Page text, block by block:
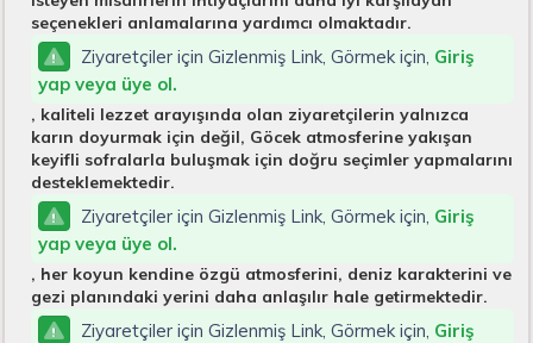
seçenekleri anlamalarına yardımcı olmaktadır.
Ziyaretçiler için Gizlenmiş Link, Görmek için, Giriş
yap veya üye ol.
, kaliteli lezzet arayışında olan ziyaretçilerin yalnızca
karın doyurmak için değil, Göcek atmosferine yakışan
keyifli sofralarla buluşmak için doğru seçimler yapmalarını
desteklemektedir.
Ziyaretçiler için Gizlenmiş Link, Görmek için, Giriş
yap veya üye ol.
, her koyun kendine özgü atmosferini, deniz karakterini ve
gezi planındaki yerini daha anlaşılır hale getirmektedir.
Ziyaretçiler için Gizlenmiş Link, Görmek için, Giriş